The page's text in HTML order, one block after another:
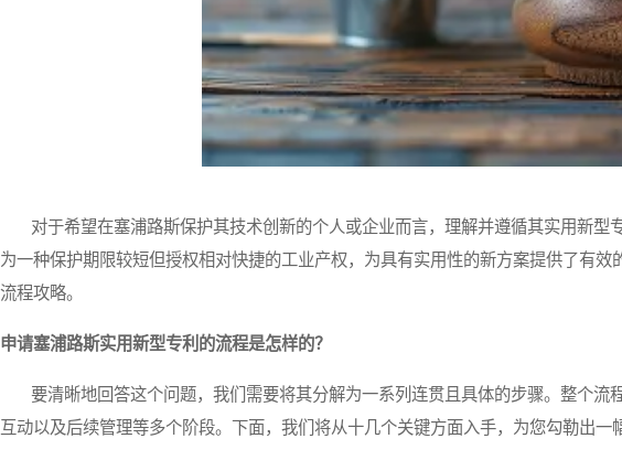
对于希望在塞浦路斯保护其技术创新的个人或企业而言，理解并遵循其实用新型
为一种保护期限较短但授权相对快捷的工业产权，为具有实用性的新方案提供了有
流程攻略。
申请塞浦路斯实用新型专利的流程是怎样的？
要清晰地回答这个问题，我们需要将其分解为一系列连贯且具体的步骤。整个流
互动以及后续管理等多个阶段。下面，我们将从十几个关键方面入手，为您勾勒出一